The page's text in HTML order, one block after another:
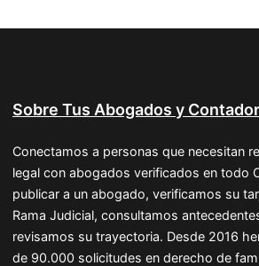
Sobre Tus Abogados y
Conectamos a personas que necesitan
legal con abogados verificados en todo
publicar a un abogado, verificamos su
Rama Judicial, consultamos
revisamos su trayectoria. Desde 2016
de 90.000 solicitudes en derecho de